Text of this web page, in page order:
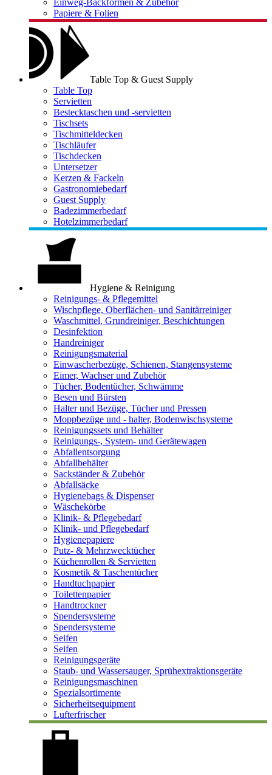
Einweg-Backformen & Zubehör
Papiere & Folien
Table Top & Guest Supply
Table Top
Servietten
Bestecktaschen und -servietten
Tischsets
Tischmitteldecken
Tischläufer
Tischdecken
Untersetzer
Kerzen & Fackeln
Gastronomiebedarf
Guest Supply
Badezimmerbedarf
Hotelzimmerbedarf
Hygiene & Reinigung
Reinigungs- & Pflegemittel
Wischpflege, Oberflächen- und Sanitärreiniger
Waschmittel, Grundreiniger, Beschichtungen
Desinfektion
Handreiniger
Reinigungsmaterial
Einwascherbezüge, Schienen, Stangensysteme
Eimer, Wachser und Zubehör
Tücher, Bodentücher, Schwämme
Besen und Bürsten
Halter und Bezüge, Tücher und Pressen
Moppbezüge und - halter, Bodenwischsysteme
Reinigungssets und Behälter
Reinigungs-, System- und Gerätewagen
Abfallentsorgung
Abfallbehälter
Sackständer & Zubehör
Abfallsäcke
Hygienebags & Dispenser
Wäschekörbe
Klinik- & Pflegebedarf
Klinik- und Pflegebedarf
Hygienepapiere
Putz- & Mehrzwecktücher
Küchenrollen & Servietten
Kosmetik & Taschentücher
Handtuchpapier
Toilettenpapier
Handtrockner
Spendersysteme
Spendersysteme
Seifen
Seifen
Reinigungsgeräte
Staub- und Wassersauger, Sprühextraktionsgeräte
Reinigungsmaschinen
Spezialsortimente
Sicherheitsequipment
Lufterfrischer